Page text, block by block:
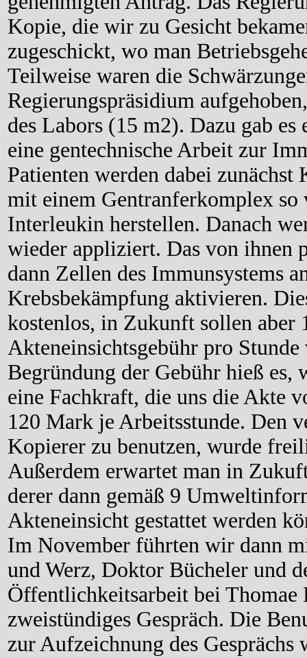
Kopie, die wir zu Gesicht
zugeschickt, wo man
Teilweise waren die
Regierungspräsidium
des Labors (15 m2). Dazu gab es
eine gentechnische Arbeit zur
Patienten werden dabei
mit einem Gentranferkomplex so
Interleukin herstellen. Danach
wieder appliziert. Das von ihnen
dann Zellen des Immunsystems
Krebsbekämpfung aktivieren.
kostenlos, in Zukunft sollen aber
Akteneinsichtsgebühr pro
Begründung der Gebühr hieß es,
eine Fachkraft, die uns die Akte
120 Mark je Arbeitsstunde. Den
Kopierer zu benutzen, wurde
Außerdem erwartet man in
derer dann gemäß 9
Akteneinsicht gestattet werden
Im November führten wir dann
und Werz, Doktor Bücheler und
Öffentlichkeitsarbeit bei Thomae
zweistündiges Gespräch. Die
zur Aufzeichnung des Gesprächs